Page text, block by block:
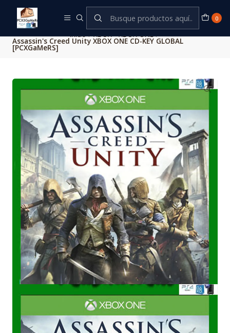
0
Inicio XBOX - XBOX ONE
Assassin's Creed Unity XBOX ONE CD-KEY GLOBAL
[PCXGaMeRS]